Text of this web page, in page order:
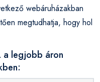
webáruházakban
megtudhatja, hogy hol
a legjobb áron